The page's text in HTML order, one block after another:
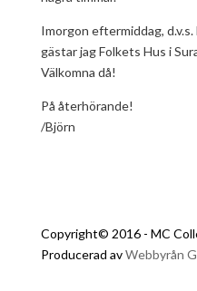
Imorgon eftermiddag,
gästar jag Folkets Hus i
Välkomna då!
På återhörande!
/Björn
Copyright© 2016 - MC
Producerad avWebbyrån